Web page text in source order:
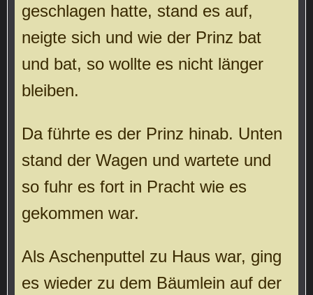
geschlagen hatte, stand es auf,
neigte sich und wie der Prinz bat
und bat, so wollte es nicht länger
bleiben.
Da führte es der Prinz hinab. Unten
stand der Wagen und wartete und
so fuhr es fort in Pracht wie es
gekommen war.
Als Aschenputtel zu Haus war, ging
es wieder zu dem Bäumlein auf der